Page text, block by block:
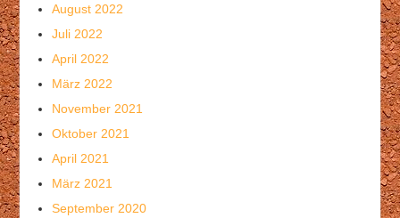
August 2022
Juli 2022
April 2022
März 2022
November 2021
Oktober 2021
April 2021
März 2021
September 2020